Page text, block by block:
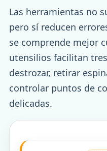
Las herramientas no
pero sí reducen
se comprende mejor
utensilios facilitan
destrozar, retirar
controlar puntos de
delicadas.